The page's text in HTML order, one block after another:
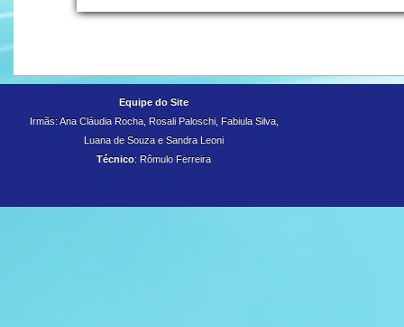
Equipe do Site
Irmãs: Ana Cláudia Rocha, Rosali Paloschi, Fabiula Silva,
Luana de Souza eSandra Leoni
Técnico: Rômulo Ferreira